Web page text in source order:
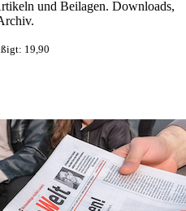
und Beilagen. Downloads,
19,90